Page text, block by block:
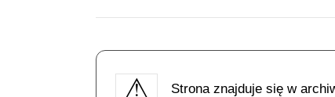
Strona znajduje się w